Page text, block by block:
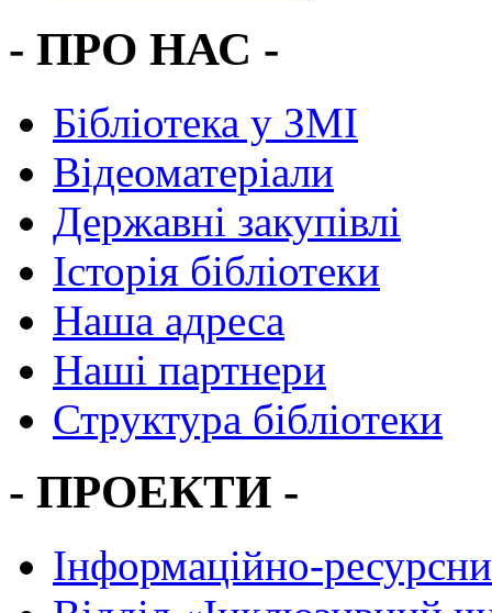
- ПРО НАС -
Бібліотека у ЗМІ
Відеоматеріали
Державні закупівлі
Історія бібліотеки
Наша адреса
Наші партнери
Структура бібліотеки
- ПРОЕКТИ -
Інформаційно-